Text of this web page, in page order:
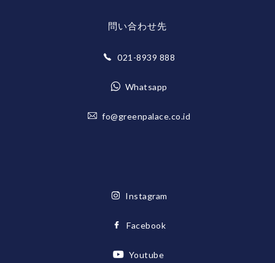
問い合わせ先
021-8939 888
Whatsapp
fo@greenpalace.co.id
Instagram
Facebook
Youtube